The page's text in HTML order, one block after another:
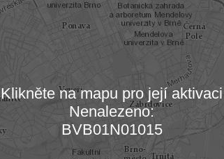
Načítám mapu…
Klikněte na mapu pro její aktivaci
Nenalezeno:
BVB01N01015